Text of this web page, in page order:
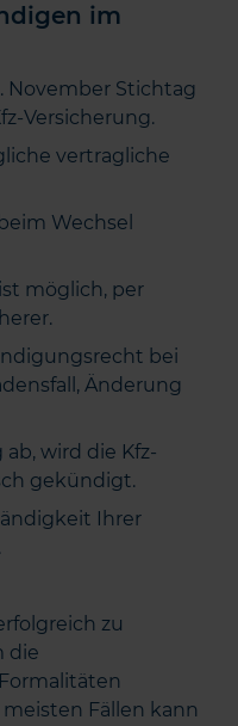
im
November Stichtag
Versicherung.
vertragliche
Wechsel
möglich, per
bei
Änderung
ab, wird die Kfz-
gekündigt.
Ihrer
zu
die
Fällen kann